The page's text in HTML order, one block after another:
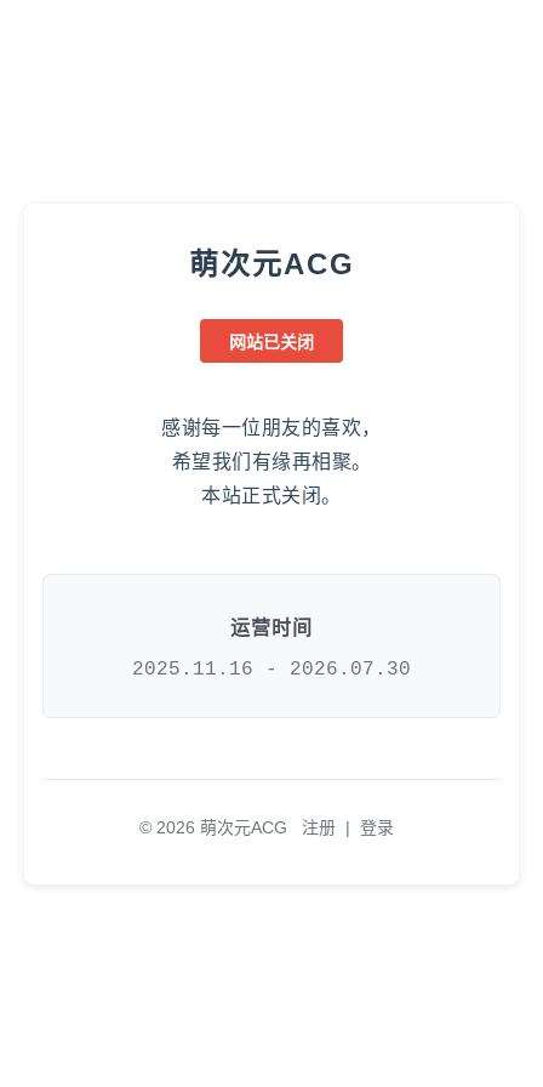
萌次元ACG
网站已关闭
感谢每一位朋友的喜欢，
希望我们有缘再相聚。
本站正式关闭。
运营时间
2025.11.16 - 2026.07.30
© 2026 萌次元ACG 注册 | 登录